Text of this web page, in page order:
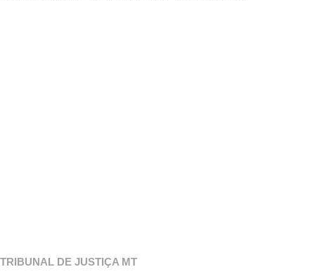
TRIBUNAL DE JUSTIÇA MT